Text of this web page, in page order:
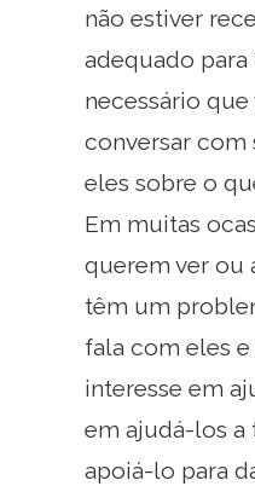
não estiver
adequado para
necessário
conversar com
eles sobre o
Em muitas
querem ver ou
têm um
fala com eles
interesse em
em ajudá-los a
apoiá-lo para